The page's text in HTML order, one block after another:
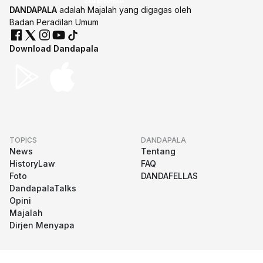
DANDAPALA adalah Majalah yang digagas oleh
Badan Peradilan Umum
Download Dandapala
TOPICS
News
HistoryLaw
Foto
DandapalaTalks
Opini
Majalah
Dirjen Menyapa
DANDAPALA
Tentang
FAQ
DANDAFELLAS